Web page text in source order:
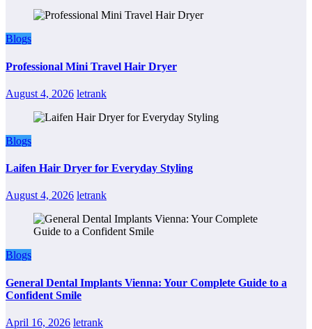
Blogs
Professional Mini Travel Hair Dryer
August 4, 2026 letrank
Blogs
Laifen Hair Dryer for Everyday Styling
August 4, 2026 letrank
Blogs
General Dental Implants Vienna: Your Complete Guide to a
Confident Smile
April 16, 2026 letrank